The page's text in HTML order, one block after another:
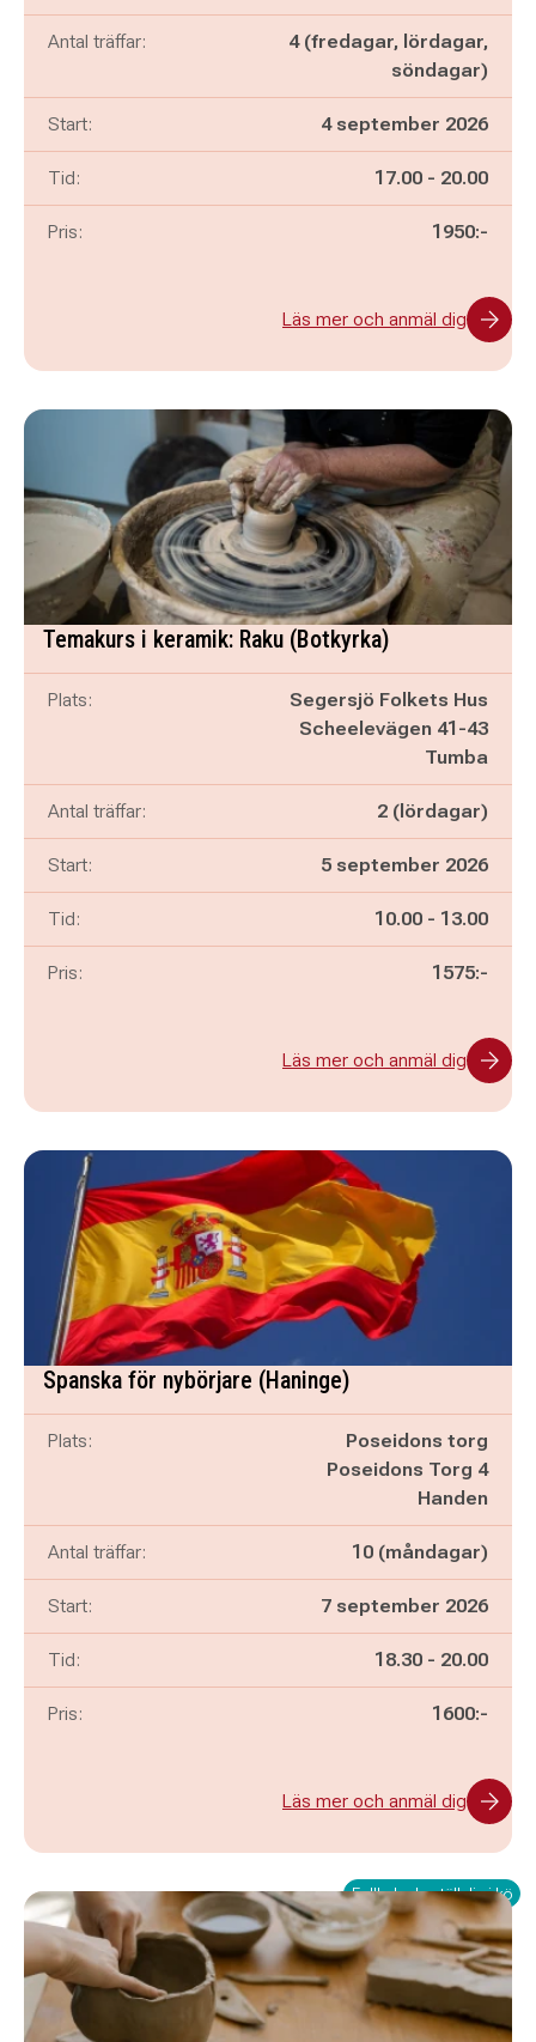
Antal träffar:
4 (fredagar, lördagar,
söndagar)
Start: 4 september 2026
Tid: Pågår mellan
17.00 - och
20.00
Pris: 1950:-
Läs mer och anmäl dig
Temakurs i keramik: Raku (Botkyrka)
Plats:
Segersjö Folkets Hus
Scheelevägen 41-43
Tumba
Antal träffar: 2 (lördagar)
Start: 5 september 2026
Tid: Pågår mellan
10.00 - och
13.00
Pris: 1575:-
Läs mer och anmäl dig
Spanska för nybörjare (Haninge)
Plats:
Poseidons torg
Poseidons Torg 4
Handen
Antal träffar: 10 (måndagar)
Start: 7 september 2026
Tid: Pågår mellan
18.30 - och
20.00
Pris: 1600:-
Läs mer och anmäl dig
Fullbokad - ställ dig i kö